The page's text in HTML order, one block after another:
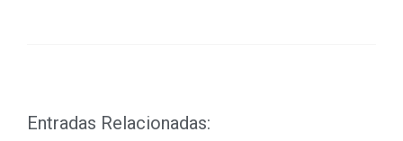
Entradas Relacionadas: